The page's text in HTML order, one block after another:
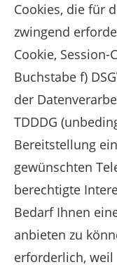
Cookies, die für
zwingend
Cookie, Session-
Buchstabe f)
der
TDDDG
Bereitstellung
gewünschten
berechtigte
Bedarf Ihnen
anbieten zu
erforderlich,